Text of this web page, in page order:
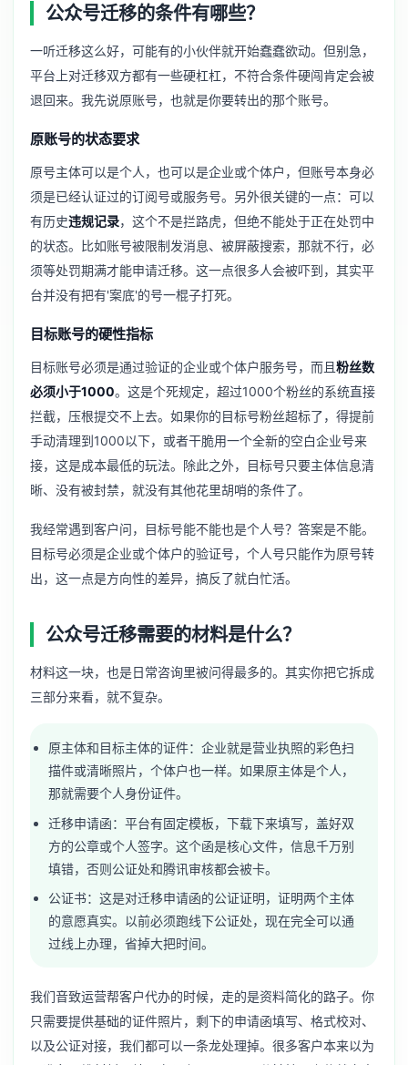
公众号迁移的条件有哪些？
一听迁移这么好，可能有的小伙伴就开始蠢蠢欲动。但别急，
平台上对迁移双方都有一些硬杠杠，不符合条件硬闯肯定会被
退回来。我先说原账号，也就是你要转出的那个账号。
原账号的状态要求
原号主体可以是个人，也可以是企业或个体户，但账号本身必
须是已经认证过的订阅号或服务号。另外很关键的一点：可以
有历史违规记录，这个不是拦路虎，但绝不能处于正在处罚中
的状态。比如账号被限制发消息、被屏蔽搜索，那就不行，必
须等处罚期满才能申请迁移。这一点很多人会被吓到，其实平
台并没有把有'案底'的号一棍子打死。
目标账号的硬性指标
目标账号必须是通过验证的企业或个体户服务号，而且粉丝数
必须小于1000。这是个死规定，超过1000个粉丝的系统直接
拦截，压根提交不上去。如果你的目标号粉丝超标了，得提前
手动清理到1000以下，或者干脆用一个全新的空白企业号来
接，这是成本最低的玩法。除此之外，目标号只要主体信息清
晰、没有被封禁，就没有其他花里胡哨的条件了。
我经常遇到客户问，目标号能不能也是个人号？答案是不能。
目标号必须是企业或个体户的验证号，个人号只能作为原号转
出，这一点是方向性的差异，搞反了就白忙活。
公众号迁移需要的材料是什么？
材料这一块，也是日常咨询里被问得最多的。其实你把它拆成
三部分来看，就不复杂。
原主体和目标主体的证件：企业就是营业执照的彩色扫
描件或清晰照片，个体户也一样。如果原主体是个人，
那就需要个人身份证件。
迁移申请函：平台有固定模板，下载下来填写，盖好双
方的公章或个人签字。这个函是核心文件，信息千万别
填错，否则公证处和腾讯审核都会被卡。
公证书：这是对迁移申请函的公证证明，证明两个主体
的意愿真实。以前必须跑线下公证处，现在完全可以通
过线上办理，省掉大把时间。
我们音致运营帮客户代办的时候，走的是资料简化的路子。你
只需要提供基础的证件照片，剩下的申请函填写、格式校对、
以及公证对接，我们都可以一条龙处理掉。很多客户本来以为